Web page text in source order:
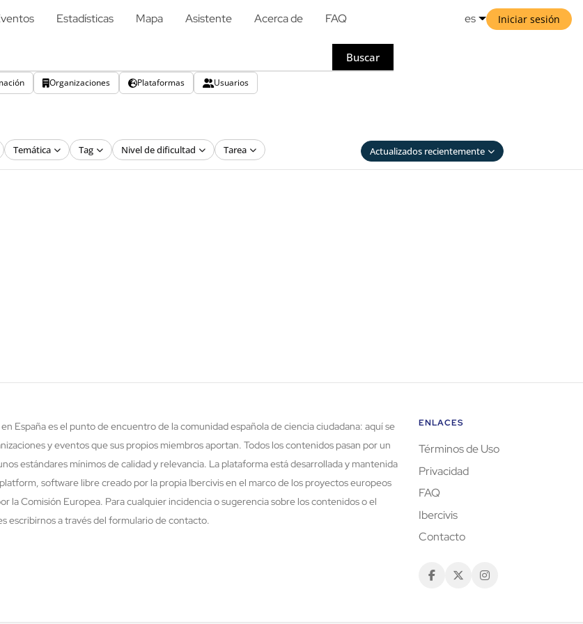
es Iniciar sesión
Estadísticas Mapa Asistente Acerca de FAQ
Buscar
Organizaciones Plataformas Usuarios
Temática Tag Nivel de dificultad Tarea Actualizados recientemente
España es el punto de encuentro de la comunidad española de ciencia ciudadana: aquí se
y eventos que sus propios miembros aportan. Todos los contenidos pasan por un
estándares mínimos de calidad y relevancia. La plataforma está desarrollada y mantenida
software libre creado por la propia Ibercivis en el marco de los proyectos europeos
la Comisión Europea. Para cualquier incidencia o sugerencia sobre los contenidos o el
escribirnos a través del formulario de contacto.
ENLACES
Términos de Uso
Privacidad
FAQ
Ibercivis
Contacto